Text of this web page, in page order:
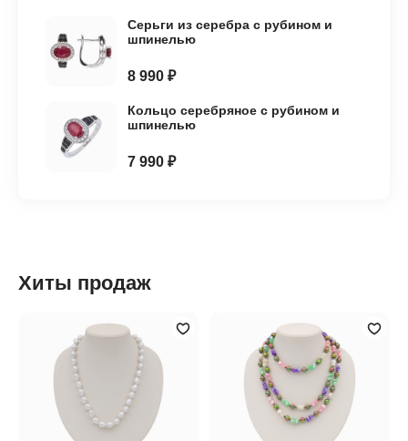
Серьги из серебра с рубином и
шпинелью
8 990 ₽
Кольцо серебряное с рубином и
шпинелью
7 990 ₽
Хиты продаж